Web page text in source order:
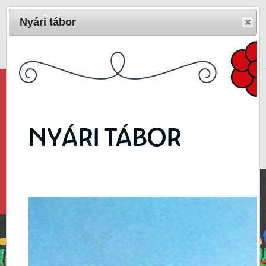
Magyar /English
Telefon: 49-411-686
E-mail:matyofolk@gmail.com
Nyári tábor
NYÁRI TÁBOR